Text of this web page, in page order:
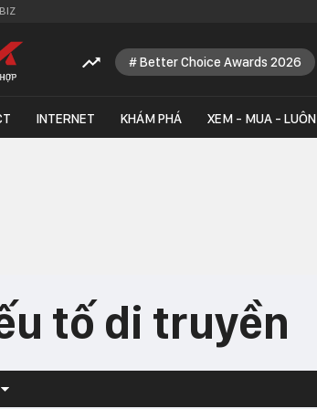
Better Choice Awards 2026
INTERNET KHÁM PHÁ XEM - MUA - LUÔN
tố di truyền